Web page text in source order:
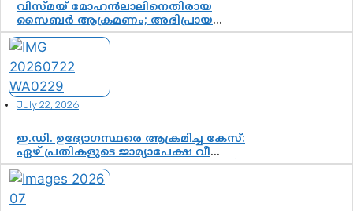
വിസ്മയ് മോഹൻലാലിനെതിരായ
സൈബർ ആക്രമണം; അഭിപ്രായ
സ്വാതന്ത്ര്യത്തെ നിശ്ശബ്ദമാക്കുന്ന
ഡിജിറ്റൽ ഗുണ്ടായിസത്തിന് അറുതി
വേണം
July 22, 2026
ഇ.ഡി. ഉദ്യോഗസ്ഥരെ ആക്രമിച്ച കേസ്:
ഏഴ് പ്രതികളുടെ ജാമ്യാപേക്ഷ വീണ്ടും
തള്ളി; അന്വേഷണം തുടരാൻ കോടതി
അനുമതി